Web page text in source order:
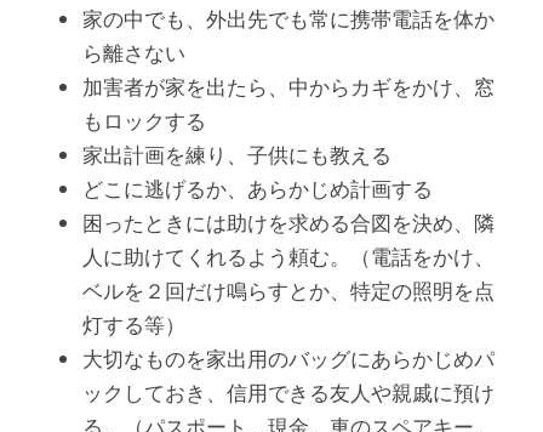
家の中でも、外出先でも常に携帯電話を体か
ら離さない
加害者が家を出たら、中からカギをかけ、窓
もロックする
家出計画を練り、子供にも教える
どこに逃げるか、あらかじめ計画する
困ったときには助けを求める合図を決め、隣
人に助けてくれるよう頼む。（電話をかけ、
ベルを２回だけ鳴らすとか、特定の照明を点
灯する等）
大切なものを家出用のバッグにあらかじめパ
ックしておき、信用できる友人や親戚に預け